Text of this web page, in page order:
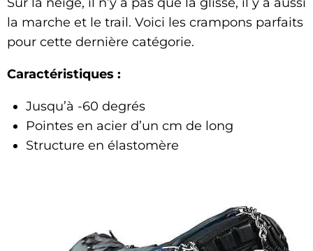
la marche et le trail. Voici les crampons parfaits
pour cette dernière catégorie.
Caractéristiques :
Jusqu’à -60 degrés
Pointes en acier d’un cm de long
Structure en élastomère